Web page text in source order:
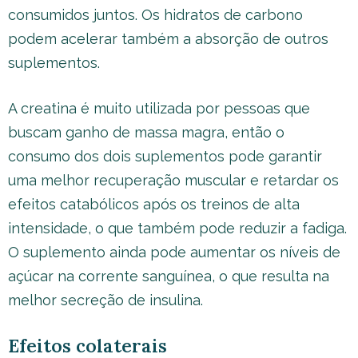
consumidos juntos. Os hidratos de carbono
podem acelerar também a absorção de outros
suplementos.
A creatina é muito utilizada por pessoas que
buscam ganho de massa magra, então o
consumo dos dois suplementos pode garantir
uma melhor recuperação muscular e retardar os
efeitos catabólicos após os treinos de alta
intensidade, o que também pode reduzir a fadiga.
O suplemento ainda pode aumentar os níveis de
açúcar na corrente sanguínea, o que resulta na
melhor secreção de insulina.
Efeitos colaterais